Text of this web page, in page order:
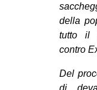
della
tutto il
contro
Del
di